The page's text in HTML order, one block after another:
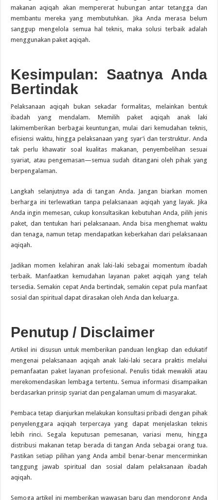
makanan aqiqah akan mempererat hubungan antar tetangga dan
membantu mereka yang membutuhkan. Jika Anda merasa belum
sanggup mengelola semua hal teknis, maka solusi terbaik adalah
menggunakan paket aqiqah.
Kesimpulan: Saatnya Anda
Bertindak
Pelaksanaan aqiqah bukan sekadar formalitas, melainkan bentuk
ibadah yang mendalam. Memilih paket aqiqah anak laki
lakimemberikan berbagai keuntungan, mulai dari kemudahan teknis,
efisiensi waktu, hingga pelaksanaan yang syar’i dan terstruktur. Anda
tak perlu khawatir soal kualitas makanan, penyembelihan sesuai
syariat, atau pengemasan—semua sudah ditangani oleh pihak yang
berpengalaman.
Langkah selanjutnya ada di tangan Anda. Jangan biarkan momen
berharga ini terlewatkan tanpa pelaksanaan aqiqah yang layak. Jika
Anda ingin memesan, cukup konsultasikan kebutuhan Anda, pilih jenis
paket, dan tentukan hari pelaksanaan. Anda bisa menghemat waktu
dan tenaga, namun tetap mendapatkan keberkahan dari pelaksanaan
aqiqah.
Jadikan momen kelahiran anak laki-laki sebagai momentum ibadah
terbaik. Manfaatkan kemudahan layanan paket aqiqah yang telah
tersedia. Semakin cepat Anda bertindak, semakin cepat pula manfaat
sosial dan spiritual dapat dirasakan oleh Anda dan keluarga.
Penutup / Disclaimer
Artikel ini disusun untuk memberikan panduan lengkap dan edukatif
mengenai pelaksanaan aqiqah anak laki-laki secara praktis melalui
pemanfaatan paket layanan profesional. Penulis tidak mewakili atau
merekomendasikan lembaga tertentu. Semua informasi disampaikan
berdasarkan prinsip syariat dan pengalaman umum di masyarakat.
Pembaca tetap dianjurkan melakukan konsultasi pribadi dengan pihak
penyelenggara aqiqah terpercaya yang dapat menjelaskan teknis
lebih rinci. Segala keputusan pemesanan, variasi menu, hingga
distribusi makanan tetap berada di tangan Anda sebagai orang tua.
Pastikan setiap pilihan yang Anda ambil benar-benar mencerminkan
tanggung jawab spiritual dan sosial dalam pelaksanaan ibadah
aqiqah.
Semoga artikel ini memberikan wawasan baru dan mendorong Anda